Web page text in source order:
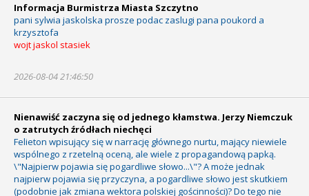
Informacja Burmistrza Miasta Szczytno
pani sylwia jaskolska prosze podac zaslugi pana poukord a
krzysztofa
wojt jaskol stasiek
2026-08-04 21:46:50
Nienawiść zaczyna się od jednego kłamstwa. Jerzy Niemczuk
o zatrutych źródłach niechęci
Felieton wpisujący się w narrację głównego nurtu, mający niewiele
wspólnego z rzetelną oceną, ale wiele z propagandową papką.
\"Najpierw pojawia się pogardliwe słowo...\"? A może jednak
najpierw pojawia się przyczyna, a pogardliwe słowo jest skutkiem
(podobnie jak zmiana wektora polskiej gościnności)? Do tego nie